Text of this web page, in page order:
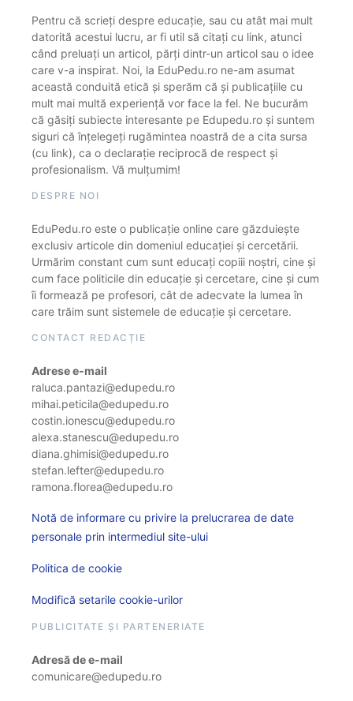
Pentru că scrieți despre educație, sau cu atât mai mult
datorită acestui lucru, ar fi util să citați cu link, atunci
când preluați un articol, părți dintr-un articol sau o idee
care v-a inspirat. Noi, la EduPedu.ro ne-am asumat
această conduită etică și sperăm că și publicațiile cu
mult mai multă experiență vor face la fel. Ne bucurăm
că găsiți subiecte interesante pe Edupedu.ro și suntem
siguri că înțelegeți rugămintea noastră de a cita sursa
(cu link), ca o declarație reciprocă de respect și
profesionalism. Vă mulțumim!
DESPRE NOI
EduPedu.ro este o publicație online care găzduiește
exclusiv articole din domeniul educației și cercetării.
Urmărim constant cum sunt educați copiii noștri, cine și
cum face politicile din educație și cercetare, cine și cum
îi formează pe profesori, cât de adecvate la lumea în
care trăim sunt sistemele de educație și cercetare.
CONTACT REDACȚIE
Adrese e-mail
raluca.pantazi@edupedu.ro
mihai.peticila@edupedu.ro
costin.ionescu@edupedu.ro
alexa.stanescu@edupedu.ro
diana.ghimisi@edupedu.ro
stefan.lefter@edupedu.ro
ramona.florea@edupedu.ro
Notă de informare cu privire la prelucrarea de date
personale prin intermediul site-ului
Politica de cookie
Modifică setarile cookie-urilor
PUBLICITATE ȘI PARTENERIATE
Adresă de e-mail
comunicare@edupedu.ro